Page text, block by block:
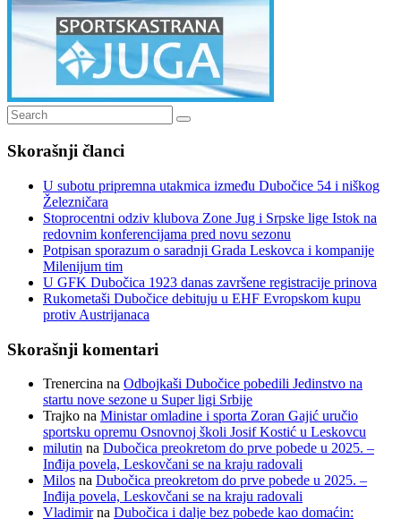
Search
for:
Search
Skorašnji članci
U subotu pripremna utakmica između Dubočice 54 i niškog
Železničara
Stoprocentni odziv klubova Zone Jug i Srpske lige Istok na
redovnim konferencijama pred novu sezonu
Potpisan sporazum o saradnji Grada Leskovca i kompanije
Milenijum tim
U GFK Dubočica 1923 danas završene registracije prinova
Rukometaši Dubočice debituju u EHF Evropskom kupu
protiv Austrijanaca
Skorašnji komentari
Trenercina na Odbojkaši Dubočice pobedili Jedinstvo na
startu nove sezone u Super ligi Srbije
Trajko na Ministar omladine i sporta Zoran Gajić uručio
sportsku opremu Osnovnoj školi Josif Kostić u Leskovcu
milutin na Dubočica preokretom do prve pobede u 2025. –
Inđija povela, Leskovčani se na kraju radovali
Milos na Dubočica preokretom do prve pobede u 2025. –
Inđija povela, Leskovčani se na kraju radovali
Vladimirna Dubočica i dalje bez pobede kao domaćin: